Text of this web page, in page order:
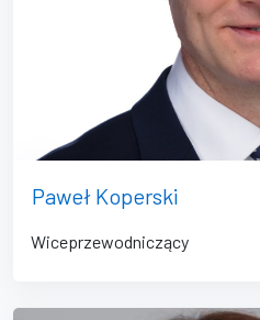
Paweł Koperski
Wiceprzewodniczący